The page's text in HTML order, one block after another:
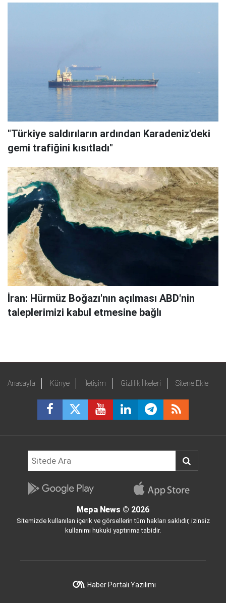
"Türkiye saldırıların ardından Karadeniz'deki
gemi trafiğini kısıtladı"
İran: Hürmüz Boğazı'nın açılması ABD'nin
taleplerimizi kabul etmesine bağlı
Anasayfa Künye İletişim Gizlilik İlkeleri Sitene Ekle
Mepa News © 2026
Sitemizde kullanılan içerik ve görsellerin tüm hakları saklıdır, izinsiz
kullanımı hukuki yaptırıma tabidir.
Haber Portalı Yazılımı